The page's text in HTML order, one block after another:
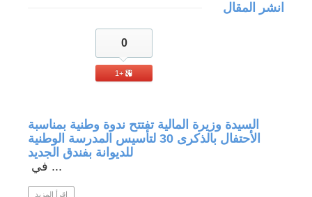
انشر المقال
0
+1
السيدة وزيرة المالية تفتتح ندوة وطنية بمناسبة
الأحتفال بالذكرى 30 لتأسيس المدرسة الوطنية
للديوانة بفندق الجديد
في ...
اقرأ المزيد